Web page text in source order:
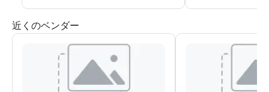
近くのベンダー